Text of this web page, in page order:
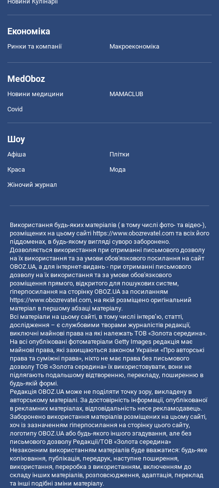
Економіка
Ринки та компанії Макроекономіка
MedOboz
Новини медицини MAMACLUB
Covid
Шоу
Афіша Плітки
Краса Мода
Жіночий журнал
Використання будь-яких матеріалів ( в тому числі фото- та відео-),
розміщених на цьому сайті https://www.obozrevatel.com та всіх його
піддоменах, в будь-якому вигляді суворо заборонено.
Дозволяється використання при отриманні письмового дозволу
на їх використання та за умови обов'язкового посилання на сайт
OBOZ.UA, а для інтернет-видань - при отриманні письмового
дозволу на їх використання та за умови обов'язкового
розміщення прямого, відкритого для пошукових систем,
гіперпосилання на сторінку OBOZ.UA за посиланням
https://www.obozrevatel.com, на якій розміщено оригінальний
матеріал в першому абзаці матеріалу.
Всі матеріали на цьому сайті, в тому числі інтерв’ю, статті,
дослідження – є службовими творами журналістів редакції,
виключні майнові права на які належать ТОВ «Золота середина».
На всі опубліковані фотоматеріали Getty Images редакція має
майнові права, які захищаються законом України «Про авторські
права та суміжні права», ніхто не має права без письмового
дозволу ТОВ «Золота середина» їх використовувати, вони не
підлягають подальшому відтворенню, перекладу, поширенню в
будь-якій формі.
Редакція OBOZ.UA може не поділяти точку зору, викладену в
авторському матеріалі. За достовірність інформації, опублікованої
в рекламних матеріалах, відповідальність несе рекламодавець.
Заборонено використання матеріалів розміщених на цьому сайті,
хоч із зазначенням гіперпосилання на сторінку цього сайту,
логотипу OBOZ.UA або будь-якого іншого згадування, але без
письмового дозволу Редакції/ТОВ «Золота середина»
Незаконним використанням матеріалів буде вважатися: будь-яке
копiювання, публiкацiя, передрук, наступне поширення,
використання, переробка з використанням, включенням до
складу інших матеріалів, розповсюдження, адаптація, переклад
та інші подібні зміни матеріалу.